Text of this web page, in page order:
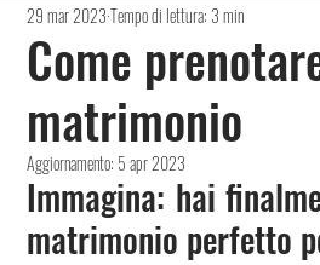
Come
matrimonio
29 mar 2023Tempo di lettura: 3 min
Aggiornamento: 5 apr 2023
Immagina: hai
matrimonio perfetto